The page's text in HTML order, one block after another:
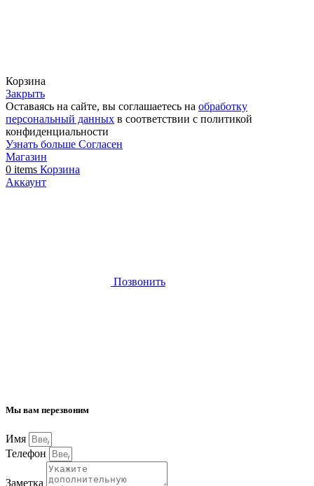
Корзина
Закрыть
Оставаясь на сайте, вы соглашаетесь на обработку
персональный данных в соответствии с политикой
конфиденциальности
Узнать больше Узнать
Согласен
Магазин
0 items Корзина
Аккаунт
Позвонить
Мы вам перезвоним
Имя
Телефон
Заметка